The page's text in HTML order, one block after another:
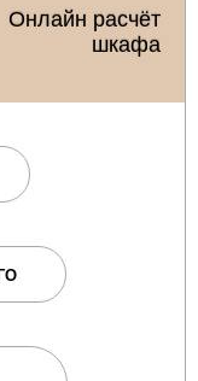
Онлайн расчёт
шкафа